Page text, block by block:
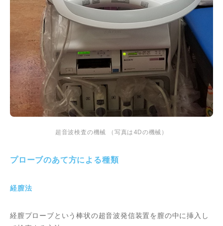
超音波検査の機械 （写真は4Dの機械）
プローブのあて方による種類
経膣法
経膣プローブという棒状の超音波発信装置を膣の中に挿入し